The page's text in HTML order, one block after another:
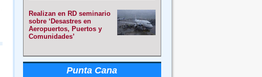
Realizan en RD seminario
sobre ‘Desastres en
Aeropuertos, Puertos y
Comunidades’
Punta Cana